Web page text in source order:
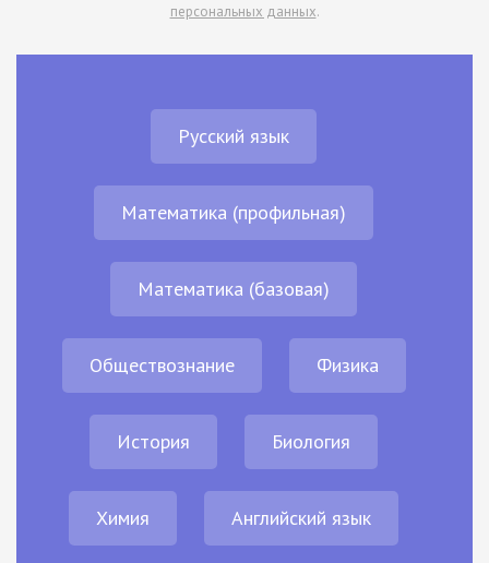
персональных данных.
Русский язык
Математика (профильная)
Математика (базовая)
Обществознание Физика
История Биология
Химия Английский язык